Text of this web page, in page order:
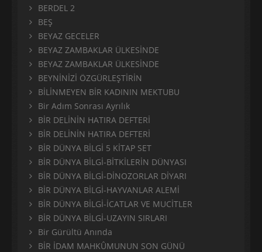
BERDEL 2
BEŞ
BEYAZ GECELER
BEYAZ ZAMBAKLAR ÜLKESİNDE
BEYAZ ZAMBAKLAR ÜLKESİNDE
BEYNİNİZİ ÖZGÜRLEŞTİRİN
BİLİNMEYEN BİR KADININ MEKTUBU
Bir Adım Sonrası Ayrılık
BİR DELİNİN HATIRA DEFTERİ
BİR DELİNİN HATIRA DEFTERİ
BİR DÜNYA BİLGİ 5 KİTAP SET
BİR DÜNYA BİLGİ-BİTKİLERİN DÜNYASI
BİR DÜNYA BİLGİ-DİNOZORLAR DİYARI
BİR DÜNYA BİLGİ-HAYVANLAR ALEMİ
BİR DÜNYA BİLGİ-İCATLAR VE MUCİTLER
BİR DÜNYA BİLGİ-UZAYIN SIRLARI
Bir Gürültü Anında
BİR İDAM MAHKÛMUNUN SON GÜNÜ